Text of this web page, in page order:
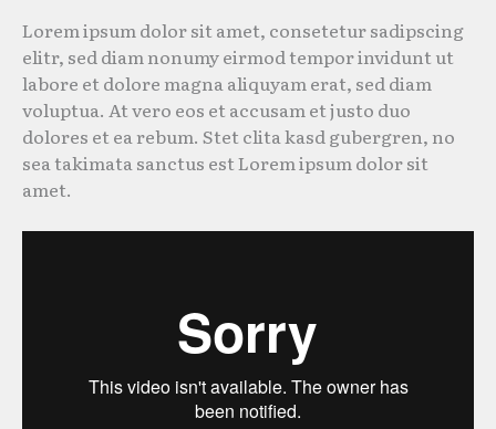
Lorem ipsum dolor sit amet, consetetur sadipscing
elitr, sed diam nonumy eirmod tempor invidunt ut
labore et dolore magna aliquyam erat, sed diam
voluptua. At vero eos et accusam et justo duo
dolores et ea rebum. Stet clita kasd gubergren, no
sea takimata sanctus est Lorem ipsum dolor sit
amet.